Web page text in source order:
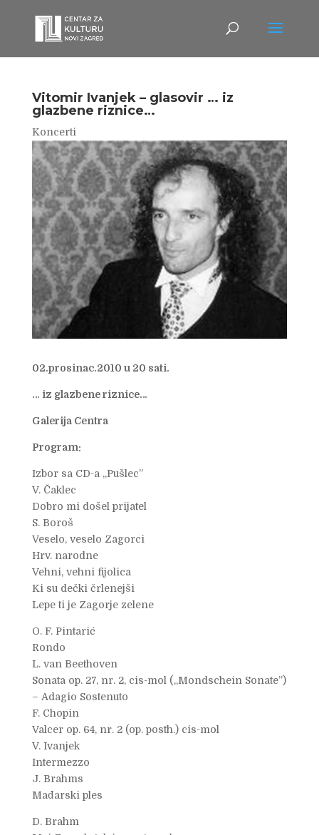
Vitomir Ivanjek – glasovir … iz
glazbene riznice…
Koncerti
02.prosinac.2010 u 20 sati.
… iz glazbene riznice…
Galerija Centra
Program:
Izbor sa CD-a „Pušlec”
V. Čaklec
Dobro mi došel prijatel
S. Boroš
Veselo, veselo Zagorci
Hrv. narodne
Vehni, vehni fijolica
Ki su dečki črlenejši
Lepe ti je Zagorje zelene
O. F. Pintarić
Rondo
L. van Beethoven
Sonata op. 27, nr. 2, cis-mol („Mondschein Sonate”)
– Adagio Sostenuto
F. Chopin
Valcer op. 64, nr. 2 (op. posth.) cis-mol
V. Ivanjek
Intermezzo
J. Brahms
Mađarski ples
D. Brahm